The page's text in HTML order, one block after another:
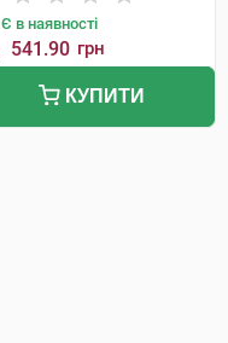
Є в наявності
541.90 грн
КУПИТИ